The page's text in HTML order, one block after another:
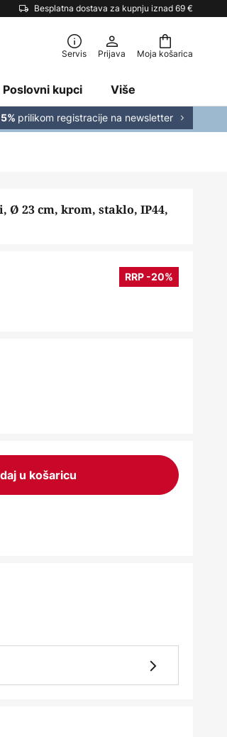
Besplatna dostava za kupnju iznad 69 €
Moja košarica
Servis Prijava
Poslovni kupci Više
prilikom registracije na newsletter
23 cm, krom, staklo, IP44,
RRP -20%
u košaricu